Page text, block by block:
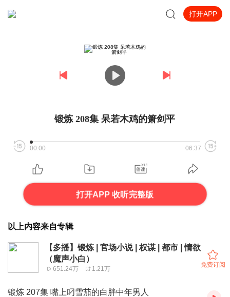
打开APP
锻炼 208集 呆若木鸡的箫剑平
00:00 06:37
打开APP 收听完整版
以上内容来自专辑
【多播】锻炼 | 官场小说 | 权谋 | 都市 | 情欲
（魔声小白）
651.24万 1.21万
免费订阅
锻炼 207集 嘴上叼雪茄的白胖中年男人